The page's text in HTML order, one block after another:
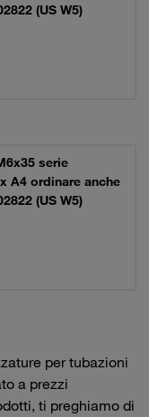
(US W5)
serie
A4 ordinare anche
(US W5)
per tubazioni
a prezzi
ti preghiamo di